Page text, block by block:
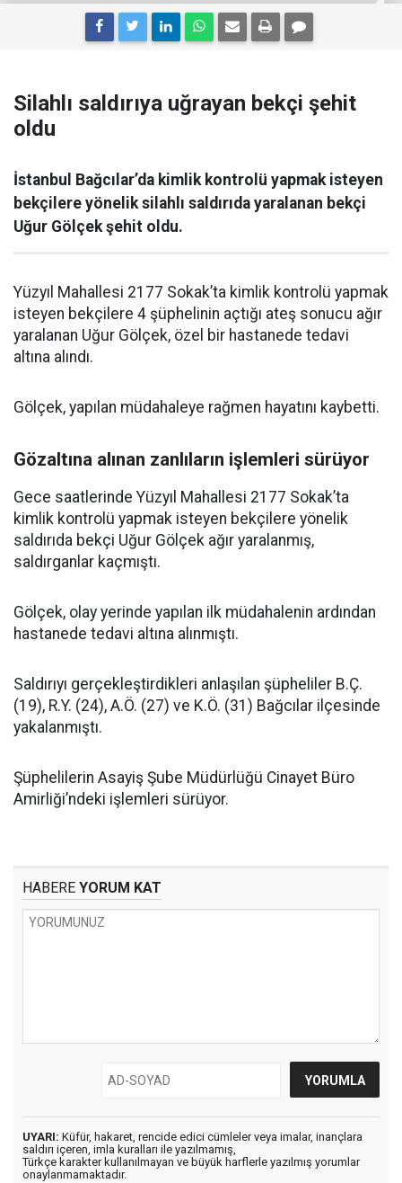
Silahlı saldırıya uğrayan bekçi şehit
oldu
İstanbul Bağcılar’da kimlik kontrolü yapmak isteyen
bekçilere yönelik silahlı saldırıda yaralanan bekçi
Uğur Gölçek şehit oldu.
Yüzyıl Mahallesi 2177 Sokak’ta kimlik kontrolü yapmak
isteyen bekçilere 4 şüphelinin açtığı ateş sonucu ağır
yaralanan Uğur Gölçek, özel bir hastanede tedavi
altına alındı.
Gölçek, yapılan müdahaleye rağmen hayatını kaybetti.
Gözaltına alınan zanlıların işlemleri sürüyor
Gece saatlerinde Yüzyıl Mahallesi 2177 Sokak’ta
kimlik kontrolü yapmak isteyen bekçilere yönelik
saldırıda bekçi Uğur Gölçek ağır yaralanmış,
saldırganlar kaçmıştı.
Gölçek, olay yerinde yapılan ilk müdahalenin ardından
hastanede tedavi altına alınmıştı.
Saldırıyı gerçekleştirdikleri anlaşılan şüpheliler B.Ç.
(19), R.Y. (24), A.Ö. (27) ve K.Ö. (31) Bağcılar ilçesinde
yakalanmıştı.
Şüphelilerin Asayiş Şube Müdürlüğü Cinayet Büro
Amirliği’ndeki işlemleri sürüyor.
HABERE YORUM KAT
UYARI: Küfür, hakaret, rencide edici cümleler veya imalar, inançlara
saldırı içeren, imla kuralları ile yazılmamış,
Türkçe karakter kullanılmayan ve büyük harflerle yazılmış yorumlar
onaylanmamaktadır.